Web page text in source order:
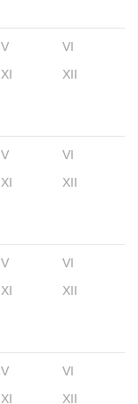
V
VI
XI XII
V
VI
XI XII
V
VI
XI XII
V
VI
XI XII